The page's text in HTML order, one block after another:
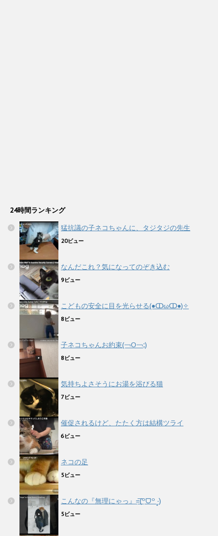
24時間ランキング
猛抗議の子ネコちゃんに、タジタジの先生
20ビュー
なんだこれ？気になってのぞき込む
9ビュー
こどもの安全に目を光らせる(●ↀωↀ●)✧
8ビュー
子ネコちゃんお約束(￢Ο￢;)
8ビュー
気持ちよさそうにお湯を浴びる猫
7ビュー
催促されるけど、たたく方は結構ツライ
6ビュー
ネコの足
5ビュー
こんなの『無理にゃっ』=͟͟͞͞(꒪ᗜ꒪ ‧̣̥̇)
5ビュー